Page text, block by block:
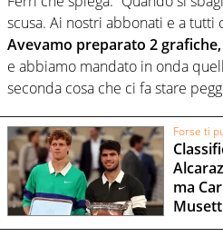
scusa. Ai nostri abbonati e a
Avevamo preparato 2
e abbiamo mandato in onda
seconda cosa che ci fa stare
Forse ti
ma